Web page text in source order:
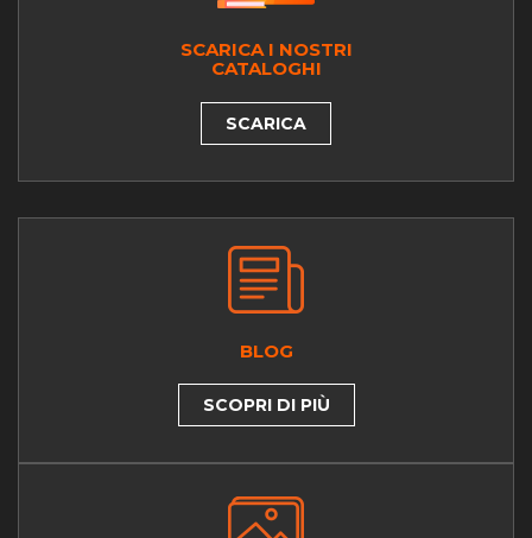
SCARICA I NOSTRI
CATALOGHI
SCARICA
BLOG
SCOPRI DI PIÙ